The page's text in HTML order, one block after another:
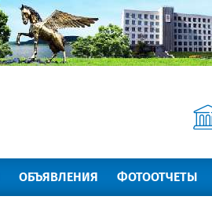
ОБЪЯВЛЕНИЯ ФОТООТЧЕТЫ